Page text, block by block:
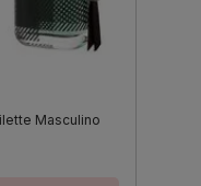
Masculino